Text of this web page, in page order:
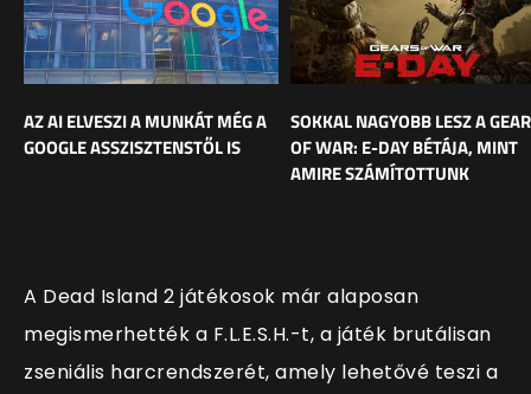
AZ AI ELVESZI A MUNKÁT MÉG A
GOOGLE ASSZISZTENSTŐL IS
SOKKAL NAGYOBB LESZ A
OF WAR: E-DAY BÉTÁJA, MINT
AMIRE SZÁMÍTOTTUNK
A Dead Island 2 játékosok már alaposan
megismerhették a F.L.E.S.H.-t, a játék brutálisan
zseniális harcrendszerét, amely lehetővé teszi a